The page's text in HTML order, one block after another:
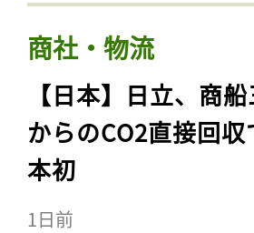
商社・物流
【日本】日立、商
からのCO2直接回
本初
1日前